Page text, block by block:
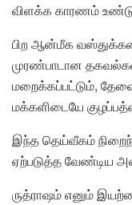
விளக்க காரணம்
பிற ஆன்மீக
முரண்பாடான
மறைக்கப்பட்டும்,
மக்களிடையே
இந்த தெய்வீகம்
ஏற்படுத்த வேண்டிய
ருத்ராஷம் எனும்